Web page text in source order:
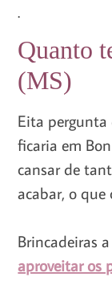
.
Quanto
(MS)
Eita
ficaria em
cansar de
acabar, o
Brincadeiras
aproveitar os